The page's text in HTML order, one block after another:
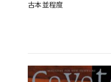
古本並程度